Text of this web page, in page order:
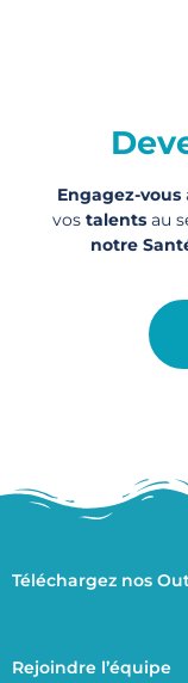
Engagez-vous
vos talentsau
notre
Téléchargez nos
Rejoindre l’équipe